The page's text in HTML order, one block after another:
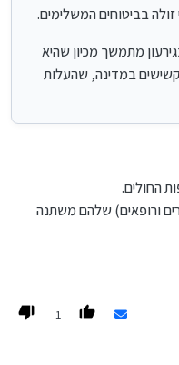
בביטוחים המשלימים.
מתמשך מכיון שהיא
במדינה, שהעלות
החולים.
ורופאים) שלהם משתנה
1